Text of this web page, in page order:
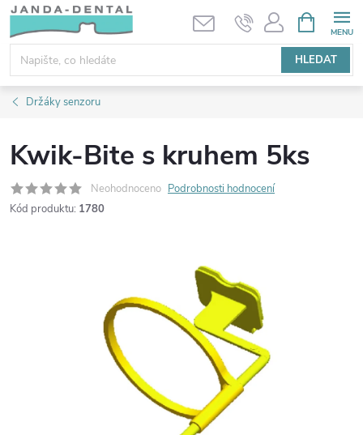
Přejít
obsah
HLEDAT
NÁKUPNÍ
KOŠÍK
Držáky senzoru
Kwik-Bite s kruhem 5ks
Neohodnoceno Podrobnosti hodnocení
Kód produktu: 1780